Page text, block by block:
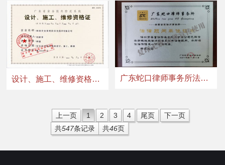
设计、施工、维修资格证书 广东蛇口律师事务所法律顾问单位证书
上一页 1 2 3 4 尾页
下一页
共547条记录 共46页